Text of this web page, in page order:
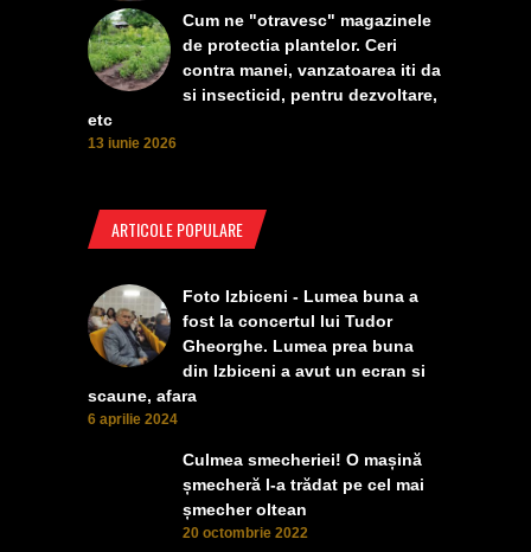
Cum ne "otravesc" magazinele
de protectia plantelor. Ceri
contra manei, vanzatoarea iti da
si insecticid, pentru dezvoltare,
etc
13 iunie 2026
ARTICOLE POPULARE
Foto Izbiceni - Lumea buna a
fost la concertul lui Tudor
Gheorghe. Lumea prea buna
din Izbiceni a avut un ecran si
scaune, afara
6 aprilie 2024
Culmea smecheriei! O mașină
șmecheră l-a trădat pe cel mai
șmecher oltean
20 octombrie 2022